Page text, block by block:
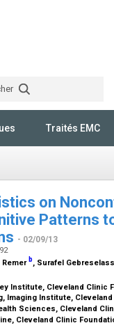
Traités EMC
on
Patterns
- 02/09/13
Remer b, Surafel
Institute, Cleveland Clinic
Imaging Institute,
Sciences, Cleveland
Cleveland Clinic